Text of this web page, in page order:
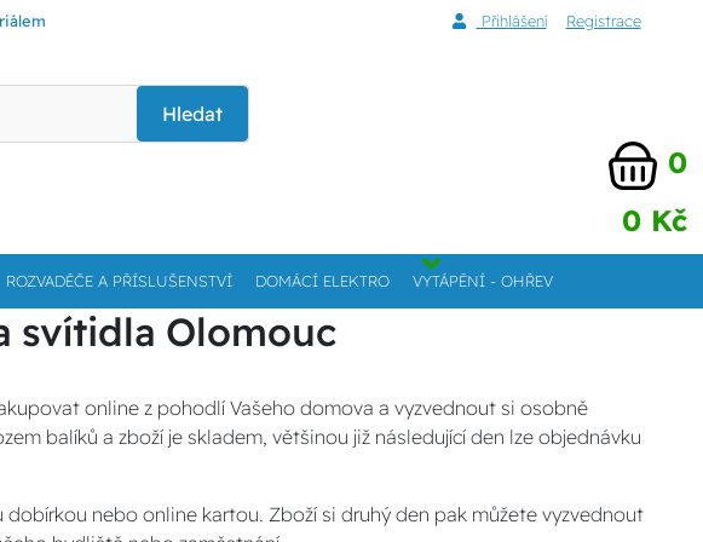
Přihlášení Registrace
Hledat
0
0 Kč
ROZVADĚČE A PŘÍSLUŠENSTVÍ DOMÁCÍ ELEKTRO VYTÁPĚNÍ - OHŘEV
svítidla Olomouc
online z pohodlí Vašeho domova a vyzvednout si osobně
balíků a zboží je skladem, většinou již následující den lze objednávku
nebo online kartou. Zboží si druhý den pak můžete vyzvednout